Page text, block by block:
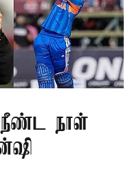
நாள்